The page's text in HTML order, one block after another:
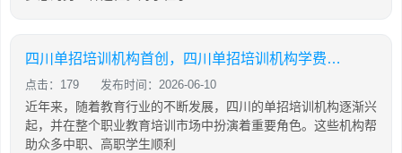
四川单招培训机构首创，四川单招培训机构学费大概是多少
点击：179 发布时间：2026-06-10
近年来，随着教育行业的不断发展，四川的单招培训机构逐渐兴
起，并在整个职业教育培训市场中扮演着重要角色。这些机构帮
助众多中职、高职学生顺利